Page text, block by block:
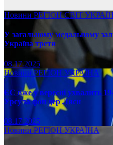
Новини РЕГІОНСВІТ
У загальному медальному
Україна третя
08.17.2025
НовиниРЕГІОН УКРАЇНА
ЄС вже у вересні ухвалить
Урсула фон дер Ляєн
08.17.2025
Новини РЕГІОН УКРАЇНА